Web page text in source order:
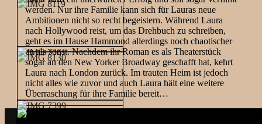
werden. Nur ihre Familie kann sich für Lauras neue
Ambitionen nicht so recht begeistern. Während Laura
nach Hollywood reist, um das Drehbuch zu schreiben,
geht es im Hause Hammond allerdings noch chaotischer
zu als sonst. Nachdem ihr Roman es als Theaterstück
sogar an den New Yorker Broadway geschafft hat, kehrt
Laura nach London zurück. Im trauten Heim ist jedoch
nicht alles wie zuvor und auch Laura hält eine weitere
Überraschung für ihre Familie bereit…